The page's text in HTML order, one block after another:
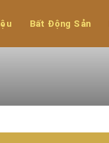
Bất Động Sản
Bình